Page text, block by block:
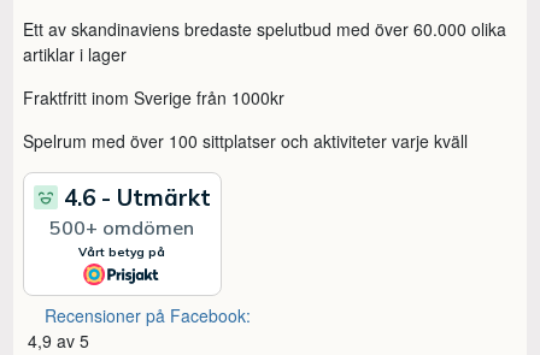
Ett av skandinaviens bredaste spelutbud med över 60.000 olika
artiklar i lager
Fraktfritt inom Sverige från 1000kr
Spelrum med över 100 sittplatser och aktiviteter varje kväll
Recensioner på Facebook:
4,9 av 5